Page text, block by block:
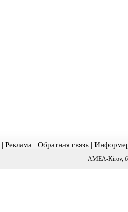
|Реклама |Обратная связь |
AMEA-Kirov,